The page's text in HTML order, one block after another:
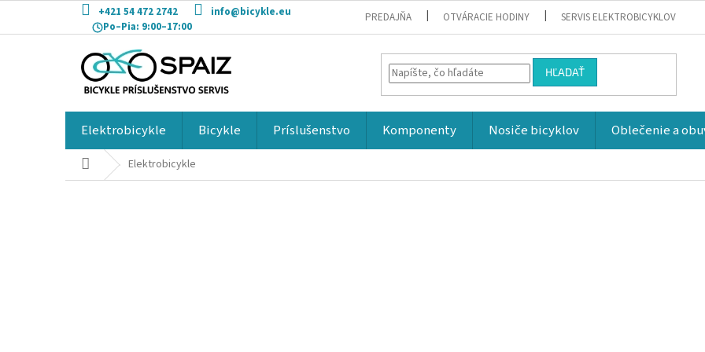
obsah
+421 54 472 2742
info@bicykle.eu
Po–Pia: 9:00–17:00
PREDAJŇA OTVÁRACIE HODINY SERVIS ELEKTROBICYKLOV
HĽADAŤ
Elektrobicykle Bicykle Príslušenstvo Komponenty Nosiče bicyklov Oblečenie a
DomovElektrobicykle